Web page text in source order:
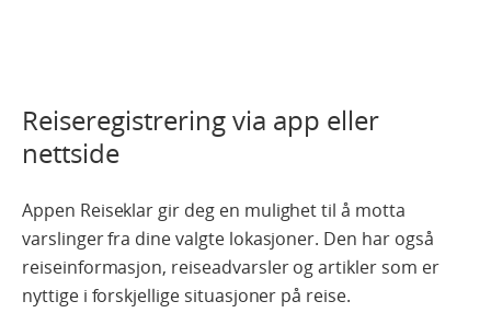
Reiseregistrering via app eller
nettside
Appen Reiseklar gir deg en mulighet til å motta
varslinger fra dine valgte lokasjoner. Den har også
reiseinformasjon, reiseadvarsler og artikler som er
nyttige i forskjellige situasjoner på reise.